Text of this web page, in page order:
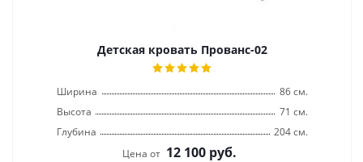
Детская кровать Прованс-02
Ширина
86 см.
Высота
71 см.
Глубина
204 см.
Цена от 12 100 руб.